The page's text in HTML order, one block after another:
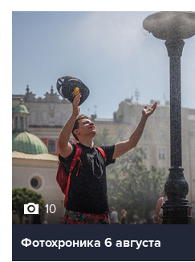
10
Фотохроника 6 августа